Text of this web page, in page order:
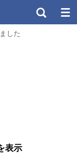
した
表示